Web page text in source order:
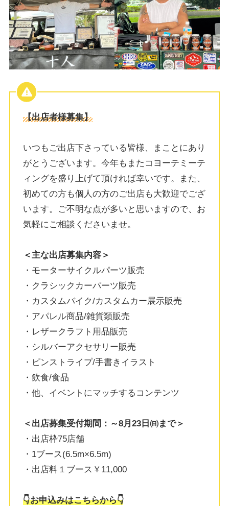
【出店者様募集】
いつもご出店下さっている皆様、まことにあり
がとうございます。今年もまたコヨーテミーテ
ィングを盛り上げて頂ければ幸いです。また、
初めての方も個人の方のご出店も大歓迎でござ
います。ご不明な点が多いと思いますので、お
気軽にご相談くださいませ。
＜主な出店募集内容＞
・モーターサイクルパーツ販売
・クラシックカーパーツ販売
・カスタムバイク/カスタムカー展示販売
・アパレル商品/雑貨類販売
・レザークラフト用品販売
・シルバーアクセサリー販売
・ピンストライプ/手書きイラスト
・飲食/食品
・他、イベントにマッチするコンテンツ
＜出店募集受付期間：～8月23日㈰まで＞
・出店枠75店舗
・1ブース(6.5m×6.5m)
・出店料１ブース￥11,000
👇️お申込みはこちらから👇️